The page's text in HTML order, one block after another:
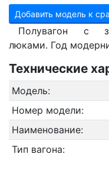
Добавить модель к
Полувагон с
люками. Год
Технические
Модель:
Номер модели:
Наименование:
Тип вагона: